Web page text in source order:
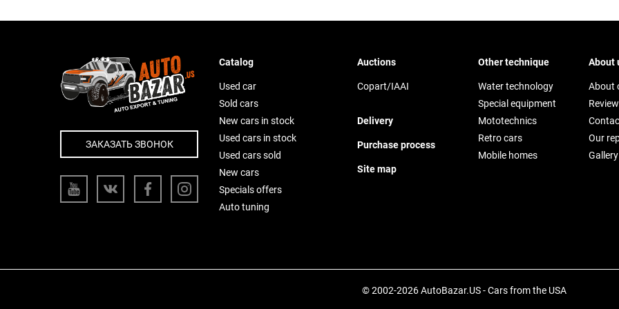
ЗАКАЗАТЬ ЗВОНОК
Catalog
Used car
Sold cars
New cars in stock
Used cars in stock
Used cars sold
New cars
Specials offers
Auto tuning
Auctions
Copart/IAAI
Delivery
Purchase process
Site map
Other technique
Water technology
Special equipment
Mototechnics
Retro cars
Mobile homes
About
About
Our
Gallery
© 2002-2026 AutoBazar.US - Cars from the USA